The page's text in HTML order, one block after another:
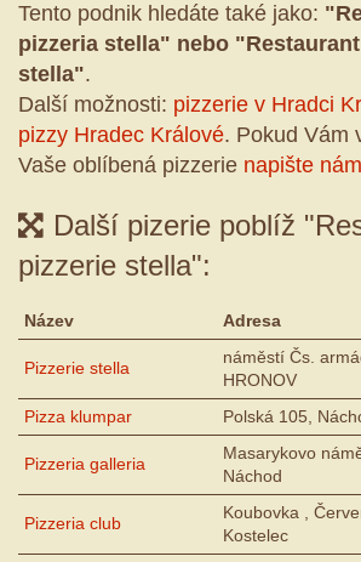
Tento podnik hledáte také jako:
pizzeria stella" nebo
stella".
Další možnosti: pizzerie v Hradci
pizzy Hradec Králové. Pokud Vám
Vaše oblíbená pizzerie napište nám
Další pizerie poblíž
pizzerie stella":
Název Adresa
Pizzerie stella
náměstí Čs.
HRONOV
Pizza klumpar Polská 105,
Pizzeria galleria
Masarykovo
Náchod
Pizzeria club
Koubovka ,
Kostelec